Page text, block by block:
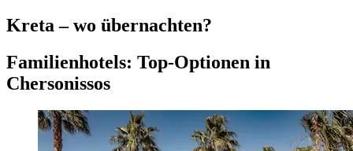
Kreta – wo übernachten?
Familienhotels: Top-Optionen in
Chersonissos